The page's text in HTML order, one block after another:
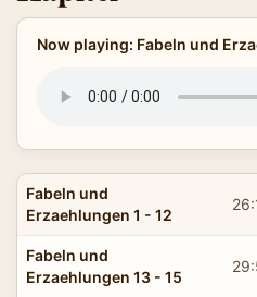
Now playing: Fabeln und
Fabeln und
Erzaehlungen 1 - 12
Fabeln und
Erzaehlungen 13 - 15